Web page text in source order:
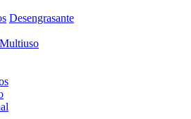
Desengrasante
Multiuso